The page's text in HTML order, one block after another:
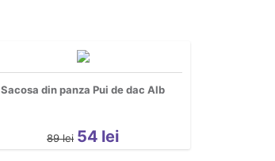
Sacosa din panza Pui de dac Alb
89 lei 54 lei